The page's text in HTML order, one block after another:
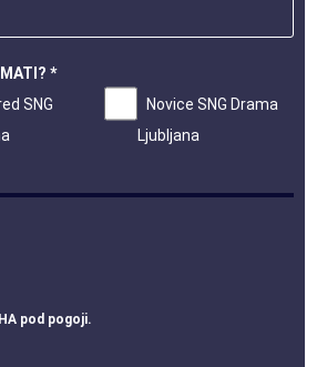
*
SNG
Novice SNG Drama
Ljubljana
pod pogoji.